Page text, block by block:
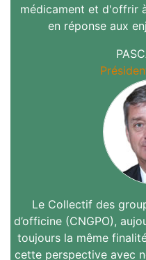
médicament et d'offrir
en réponse aux
Le Collectif des
d’officine (CNGPO),
toujours la même
cette perspective avec